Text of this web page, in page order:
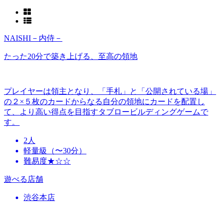
NAISHI－内侍－
たった20分で築き上げる、至高の領地
プレイヤーは領主となり、「手札」と「公開されている場」
の２×５枚のカードからなる自分の領地にカードを配置し
て、より高い得点を目指すタブロービルディングゲームで
す。
2人
軽量級（〜30分）
難易度★☆☆
遊べる店舗
渋谷本店